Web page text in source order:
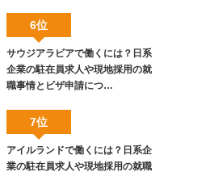
6位
サウジアラビアで働くには？日系
企業の駐在員求人や現地採用の就
職事情とビザ申請につ…
7位
アイルランドで働くには？日系企
業の駐在員求人や現地採用の就職